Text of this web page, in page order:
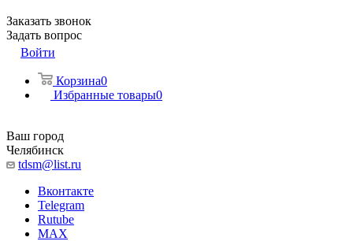
Заказать звонок
Задать вопрос
Войти
Корзина0
Избранные товары0
Ваш город
Челябинск
tdsm@list.ru
Вконтакте
Telegram
Rutube
MAX